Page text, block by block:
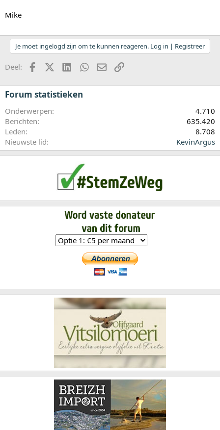
Mike
Je moet ingelogd zijn om te kunnen reageren. Log in | Registreer
Deel: FacebookX (Twitter)LinkedInWhatsApp
E-mailkoppeling
Forum statistieken
Onderwerpen
4.710
Berichten
635.420
Leden
8.708
Nieuwste lid
KevinArgus